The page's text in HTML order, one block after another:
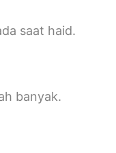
saat haid.
banyak.